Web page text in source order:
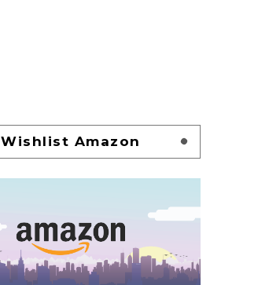
Wishlist Amazon